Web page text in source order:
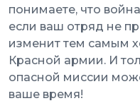
понимаете, что
если ваш отряд не
изменит тем самым
Красной армии. И
опасной миссии
ваше время!